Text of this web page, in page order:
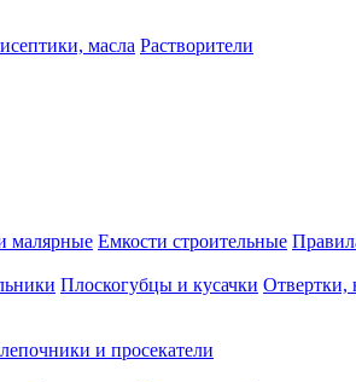
масла Растворители
малярные Емкости строительные
Плоскогубцы и кусачки Отвертки,
и просекатели